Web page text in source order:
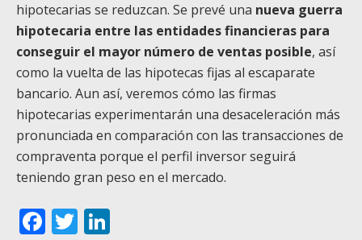
hipotecarias se reduzcan. Se prevé una nueva guerra
hipotecaria entre las entidades financieras para
conseguir el mayor número de ventas posible, así
como la vuelta de las hipotecas fijas al escaparate
bancario. Aun así, veremos cómo las firmas
hipotecarias experimentarán una desaceleración más
pronunciada en comparación con las transacciones de
compraventa porque el perfil inversor seguirá
teniendo gran peso en el mercado.
Facebook
Twitter